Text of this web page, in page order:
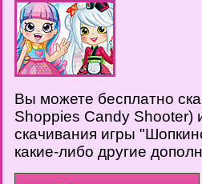
Вы можете бесплатно
Shoppies Candy Shooter)
скачивания игры
какие-либо другие